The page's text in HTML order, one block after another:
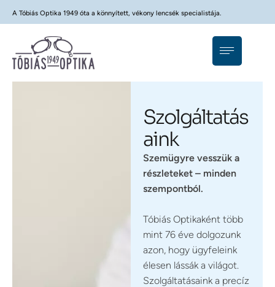
A Tóbiás Optika 1949 óta a könnyített, vékony lencsék specialistája.
Szolgáltatás
aink
Szemügyre vesszük a
részleteket – minden
szempontból.
Tóbiás Optikaként több
mint 76 éve dolgozunk
azon, hogy ügyfeleink
élesen lássák a világot.
Szolgáltatásaink a precíz